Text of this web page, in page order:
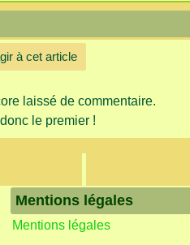
à cet article
laissé de commentaire.
le premier !
Mentions légales
Mentions légales